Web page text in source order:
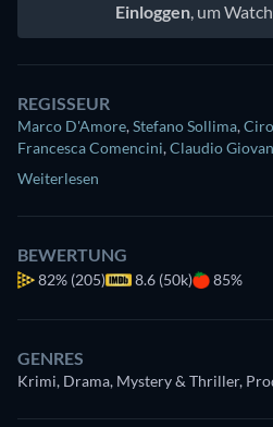
Einloggen, um
REGISSEUR
Marco D'Amore,Stefano Sollima,
Francesca Comencini,Claudio
Weiterlesen
BEWERTUNG
82% (205) 8.6 (50k) 85%
GENRES
Krimi, Drama, Mystery & Thriller,